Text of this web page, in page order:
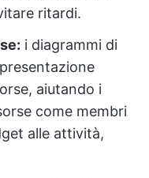
ritardi.
i diagrammi di
aiutando i
come membri
alle attività,